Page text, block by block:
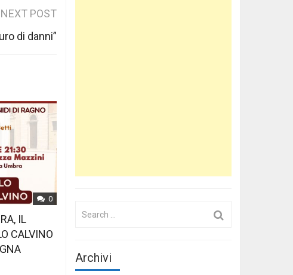
NEXT POST
di danni”
0
IL
CALVINO
Search
Archivi